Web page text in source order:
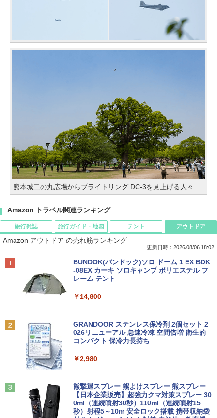
熊本城二の丸広場からブライトリング DC-3を見上げる人々
Amazon トラベル関連ランキング
旅行雑誌
ディズニーファン ２０２６年 ９月号 [雑
誌] (ＤＩＳＮＥＹ ＦＡＮ)
Coyote No.89 特集 星野道夫 夢見る旅
￥1,540
山と溪谷 2026年8月号「南アルプス大全」
￥1,540
旅行ガイド・地図
D40 地球の歩き方 チェンマイ タイ北部の魅
力的な町 2026～2027 地球の歩き方D アジア
A09 地球の歩き方 イタリア 2026～2027 地
球の歩き方A ヨーロッパ
A26 地球の歩き方 チェコ ポーランド スロヴ
ァキア 2026～2027 地球の歩き方A ヨーロッ
パ
テント
[キャンパーズコレクション 山善] ポップアッ
プテント 傘みたいに広げて畳める パッとサ
ッとサンシェード キューブ フルクローズ メ
&ハイキング カーキ PATC-150(KH)
PYKES PEAK (パイクスピーク) 着替えテン
人用 折りたたみ 防災グッズ 災害用トイレ ビ
￥4,980
アウトドア
Amazon アウトドア の売れ筋ランキング
更新日時：2026/08/06 18:02
BUNDOK(バンドック)ソロ ドーム 1 EX BDK
-08EX カーキ ソロキャンプ ポリエステル フ
レーム テント
￥14,800
GRANDOOR ステンレス保冷剤 2個セット 2
026リニューアル 急速冷凍 空間倍増 衛生的
コンパクト 保冷力長持ち
￥2,980
熊撃退スプレー 熊よけスプレー 熊スプレー
【日本企業販売】超強力クマ対策スプレー 30
0ml（連続噴射30秒）110ml（連続噴射15
秒）射程5～10m 安全ロック搭載 携帯収納袋